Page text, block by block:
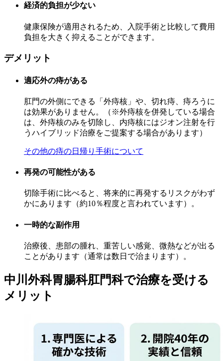
経済的負担が少ない
健康保険が適用されるため、入院手術と比較して費用
負担を大きく抑えることができます。
デメリット
適応外の痔がある
肛門の外側にできる「外痔核」や、切れ痔、痔ろうに
は効果がありません。（※外痔核を併発している場合
は、外痔核のみを切除し、内痔核にはジオン注射を行
うハイブリッド治療をご提案する場合があります）
その他の痔の日帰り手術について
再発の可能性がある
切除手術に比べると、将来的に再発するリスクがわず
かにあります（約10％程度と言われています）。
一時的な副作用
治療後、患部の腫れ、重苦しい感覚、微熱などが出る
ことがあります（通常は数日で治まります）。
中川外科胃腸科肛門科で治療を受ける
メリット